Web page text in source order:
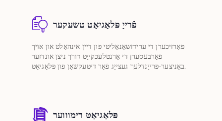
פֿרייַ פּלאַגיאַט טשעקער
פאַרזיכערן די ערידזשאַנאַליטי פון דיין אינהאַלט און אויך
פֿאַרבעסערן די אָרנטלעכקייַט דורך ניצן אונדזער
באַניצער-פרייַנדלעך געצייַג פֿאַר דיטעקשאַן פון פּלאַגיאַט.
פּלאַגיאַט רימוווער